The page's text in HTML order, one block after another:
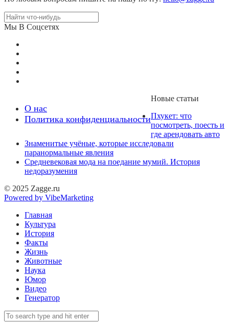
Мы В Соцсетях
О нас
Политика конфиденциальности
Новые статьи
Пхукет: что
посмотреть, поесть и
где арендовать авто
Знаменитые учёные, которые исследовали
паранормальные явления
Средневековая мода на поедание мумий. История
недоразумения
© 2025 Zagge.ru
Powered by VibeMarketing
Главная
Культура
История
Факты
Жизнь
Животные
Наука
Юмор
Видео
Генератор